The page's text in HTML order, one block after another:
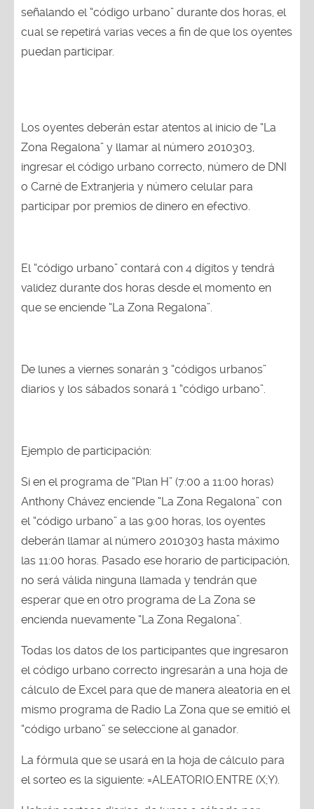
señalando el “código urbano” durante dos horas, el
cual se repetirá varias veces a fin de que los oyentes
puedan participar.
Los oyentes deberán estar atentos al inicio de “La
Zona Regalona” y llamar al número 2010303,
ingresar el código urbano correcto, número de DNI
o Carné de Extranjeria y número celular para
participar por premios de dinero en efectivo.
El “código urbano” contará con 4 dígitos y tendrá
validez durante dos horas desde el momento en
que se enciende “La Zona Regalona”.
De lunes a viernes sonarán 3 “códigos urbanos”
diarios y los sábados sonará 1 “código urbano”.
Ejemplo de participación:
Si en el programa de “Plan H” (7:00 a 11:00 horas)
Anthony Chávez enciende “La Zona Regalona” con
el “código urbano” a las 9:00 horas, los oyentes
deberán llamar al número 2010303 hasta máximo
las 11:00 horas. Pasado ese horario de participación,
no será válida ninguna llamada y tendrán que
esperar que en otro programa de La Zona se
encienda nuevamente “La Zona Regalona”.
Todas los datos de los participantes que ingresaron
el código urbano correcto ingresarán a una hoja de
cálculo de Excel para que de manera aleatoria en el
mismo programa de Radio La Zona que se emitió el
“código urbano” se seleccione al ganador.
La fórmula que se usará en la hoja de cálculo para
el sorteo es la siguiente: =ALEATORIO.ENTRE (X;Y).